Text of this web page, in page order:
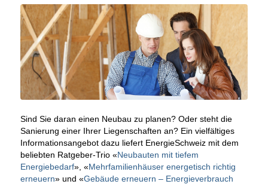
Sind Sie daran einen Neubau zu planen? Oder steht die
Sanierung einer Ihrer Liegenschaften an? Ein vielfältiges
Informationsangebot dazu liefert EnergieSchweiz mit dem
beliebten Ratgeber-Trio «Neubauten mit tiefem
Energiebedarf», «Mehrfamilienhäuser energetisch richtig
erneuern» und «Gebäude erneuern – Energieverbrauch